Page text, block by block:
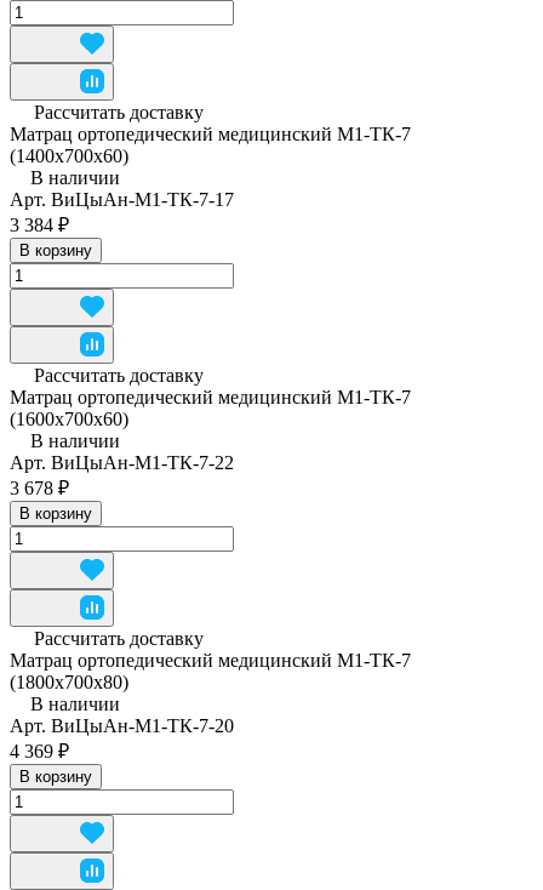
Рассчитать доставку
Матрац ортопедический медицинский М1-ТК-7
(1400x700x60)
В наличии
Арт. ВиЦыАн-М1-ТК-7-17
3 384 ₽
В корзину
Рассчитать доставку
Матрац ортопедический медицинский М1-ТК-7
(1600x700x60)
В наличии
Арт. ВиЦыАн-М1-ТК-7-22
3 678 ₽
В корзину
Рассчитать доставку
Матрац ортопедический медицинский М1-ТК-7
(1800x700x80)
В наличии
Арт. ВиЦыАн-М1-ТК-7-20
4 369 ₽
В корзину